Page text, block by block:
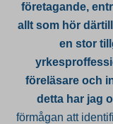
företagande,
allt som hör
en stor
föreläsare och
detta har jag
förmågan att